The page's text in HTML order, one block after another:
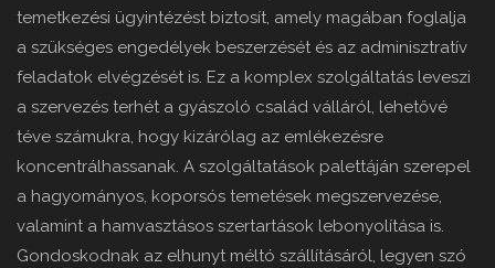
temetkezési ügyintézést biztosít, amely magában foglalja
a szükséges engedélyek beszerzését és az adminisztratív
feladatok elvégzését is. Ez a komplex szolgáltatás leveszi
a szervezés terhét a gyászoló család válláról, lehetővé
téve számukra, hogy kizárólag az emlékezésre
koncentrálhassanak. A szolgáltatások palettáján szerepel
a hagyományos, koporsós temetések megszervezése,
valamint a hamvasztásos szertartások lebonyolítása is.
Gondoskodnak az elhunyt méltó szállításáról, legyen szó